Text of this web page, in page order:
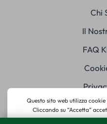
Chi
Il
FAQ
© 2025